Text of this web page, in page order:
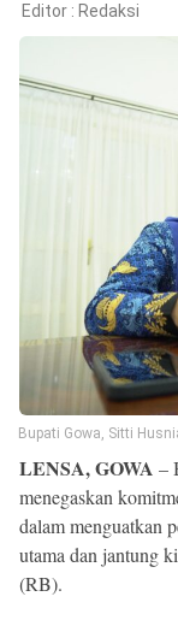
©
Editor : Redaksi
Bupati Gowa, Sitti
LENSA, GOWA –
menegaskan
dalam menguatkan
utama dan jantung
(RB).